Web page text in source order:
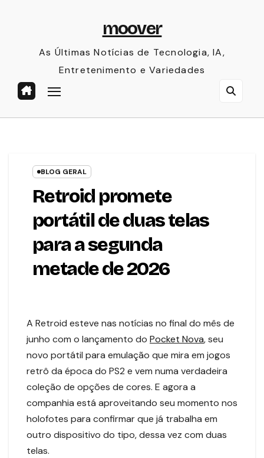
moover
As Últimas Notícias de Tecnologia, IA,
Entretenimento e Variedades
BLOG GERAL
Retroid promete
portátil de duas telas
para a segunda
metade de 2026
A Retroid esteve nas notícias no final do mês de
junho com o lançamento do Pocket Nova, seu
novo portátil para emulação que mira em jogos
retrô da época do PS2 e vem numa verdadeira
coleção de opções de cores. E agora a
companhia está aproveitando seu momento nos
holofotes para confirmar que já trabalha em
outro dispositivo do tipo, dessa vez com duas
telas.